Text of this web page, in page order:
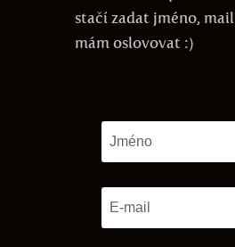
stačí zadat jméno, mail
mám oslovovat :)